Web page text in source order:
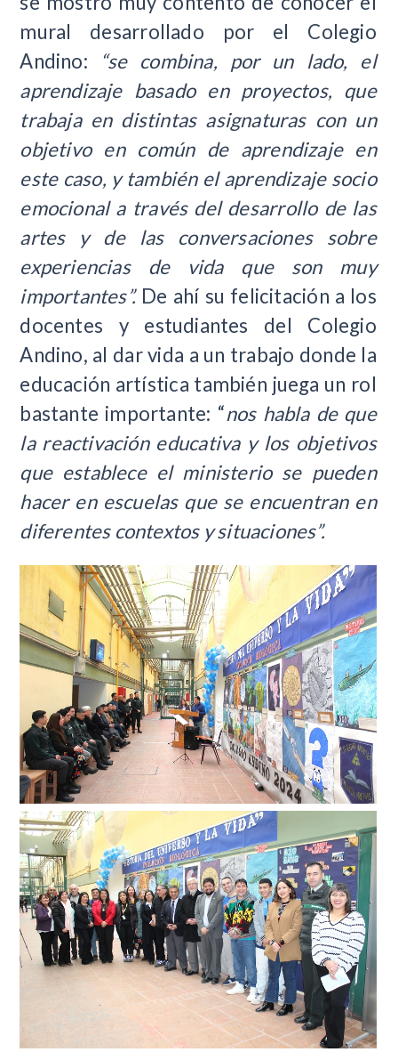
mural desarrollado por el Colegio
Andino:
“se combina, por un lado, el
aprendizaje basado en proyectos, que
trabaja en distintas asignaturas con un
objetivo en común de aprendizaje en
este caso, y también el aprendizaje socio
emocional a través del desarrollo de las
artes y de las conversaciones sobre
experiencias de vida que son muy
importantes”.De ahí su felicitación a los
docentes y estudiantes del Colegio
Andino, al dar vida a un trabajo donde la
educación artística también juega un rol
bastante importante: “nos habla de que
la reactivación educativa y los objetivos
que establece el ministerio se pueden
hacer en escuelas que se encuentran en
diferentes contextos y situaciones”.